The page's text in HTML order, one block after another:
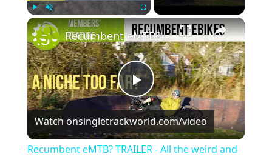
Fullscreen ×
P
l
Recumbent eMTB? TRAILER - All the weird and the cooky in one tri-wheeled package
Watch onsingletrackworld.com/video
Recumbent eMTB? TRAILER - All the weird and